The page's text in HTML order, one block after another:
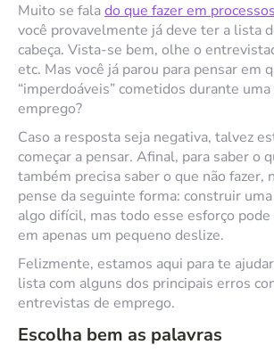
Muito se falado que fazer em
você provavelmente já deve ter a lista
cabeça. Vista-se bem, olhe o
etc. Mas você já parou para pensar em
“imperdoáveis” cometidos durante
emprego?
Caso a resposta seja negativa, talvez
começar a pensar. Afinal, para saber o
também precisa saber o que não fazer,
pense da seguinte forma: construir
algo difícil, mas todo esse esforço
em apenas um pequeno deslize.
Felizmente, estamos aqui para te
lista com alguns dos principais erros
entrevistas de emprego.
Escolha bem as palavras